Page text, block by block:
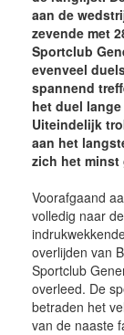
aan de
zevende met
Sportclub
evenveel
spannend
het duel
Uiteindelijk
aan het
zich het minst
Voorafgaand
volledig naar
overlijden van
Sportclub
overleed. De
betraden het
van de naaste